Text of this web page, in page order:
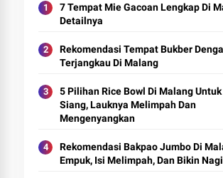
7 Tempat Mie Gacoan Lengkap Di
Detailnya
Rekomendasi Tempat Bukber
Terjangkau Di Malang
5 Pilihan Rice Bowl Di Malang
Siang, Lauknya Melimpah Dan
Mengenyangkan
Rekomendasi Bakpao Jumbo Di
Empuk, Isi Melimpah, Dan Bikin